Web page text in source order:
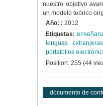
nuestro objetivo
un modelo teórico
Año: : 2012
Etiquetas:
lenguas extranjeras
portafolios
Position: 255 (44
documento de